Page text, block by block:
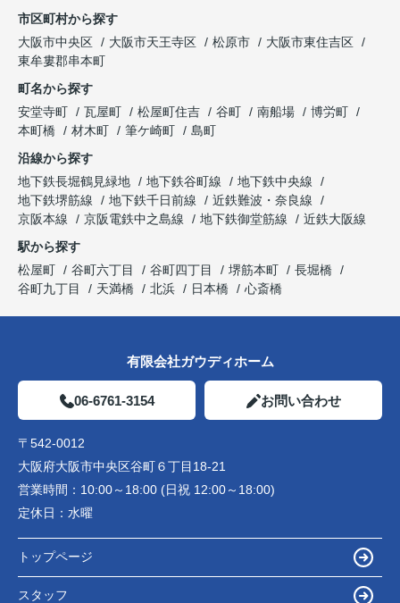
市区町村から探す
大阪市中央区
大阪市天王寺区 松原市
大阪市東住吉区
東牟婁郡串本町
町名から探す
安堂寺町
瓦屋町 松屋町住吉 谷町 南船場
博労町
本町橋
材木町 筆ケ崎町
島町
沿線から探す
地下鉄長堀鶴見緑地
地下鉄谷町線
地下鉄中央線
地下鉄堺筋線
地下鉄千日前線
近鉄難波・奈良線
京阪本線
京阪電鉄中之島線 地下鉄御堂筋線
近鉄大阪線
駅から探す
松屋町
谷町六丁目 谷町四丁目 堺筋本町
長堀橋
谷町九丁目
天満橋 北浜 日本橋 心斎橋
有限会社ガウディホーム
06-6761-3154 お問い合わせ
〒542-0012
大阪府大阪市中央区谷町６丁目18-21
営業時間： 10:00～18:00 (日祝 12:00～18:00)
定休日： 水曜
トップページ
スタッフ